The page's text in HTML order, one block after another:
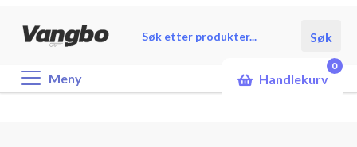
search
Søk
Meny Handlekurv
0